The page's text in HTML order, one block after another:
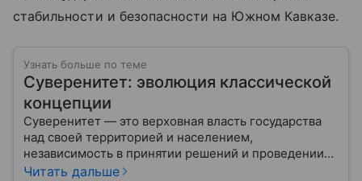
стабильности и безопасности на Южном Кавказе.
Узнать больше по теме
Суверенитет: эволюция классической
концепции
Суверенитет — это верховная власть государства
над своей территорией и населением,
независимость в принятии решений и проведении
внешней политики.
Читать дальше